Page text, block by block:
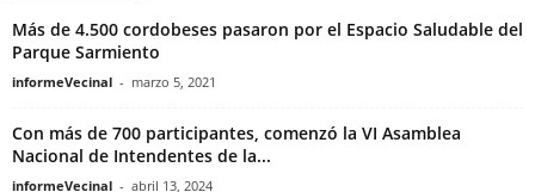
Más de 4.500 cordobeses pasaron por el Espacio Saludable del
Parque Sarmiento
informeVecinal - marzo 5, 2021
Con más de 700 participantes, comenzó la VI Asamblea
Nacional de Intendentes de la...
informeVecinal - abril 13, 2024